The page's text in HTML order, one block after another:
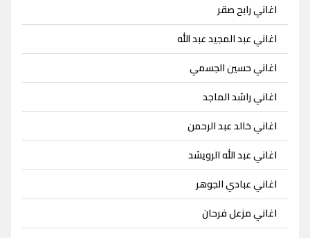
اغاني رابح صقر
اغاني عبد المجيد عبد الله
اغاني حسين الجسمي
اغاني راشد الماجد
اغاني خالد عبد الرحمن
اغاني عبد الله الرويشد
اغاني عبادي الجوهر
اغاني مزعل فرحان